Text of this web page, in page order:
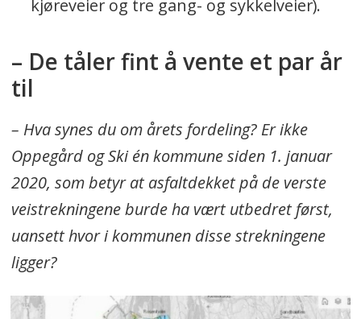
kjøreveier og tre gang- og sykkelveier).
– De tåler fint å vente et par år
til
– Hva synes du om årets fordeling? Er ikke
Oppegård og Ski én kommune siden 1. januar
2020, som betyr at asfaltdekket på de verste
veistrekningene burde ha vært utbedret først,
uansett hvor i kommunen disse strekningene
ligger?